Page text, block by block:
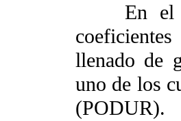
En el
llenado de
uno de los
(PODUR).